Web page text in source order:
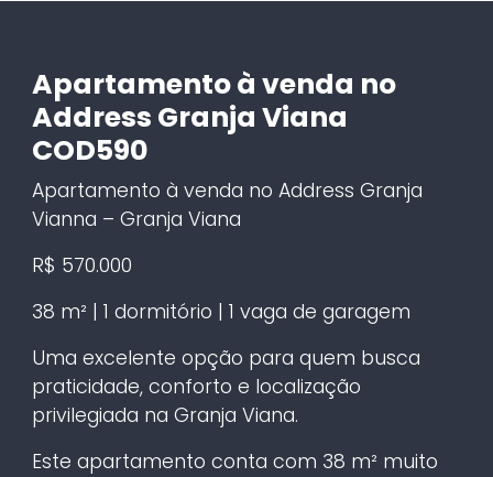
Apartamento à venda no
Address Granja Viana
COD590
Apartamento à venda no Address Granja
Vianna – Granja Viana
R$ 570.000
38 m² | 1 dormitório | 1 vaga de garagem
Uma excelente opção para quem busca
praticidade, conforto e localização
privilegiada na Granja Viana.
Este apartamento conta com 38 m² muito